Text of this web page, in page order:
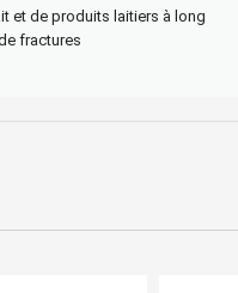
et de produits laitiers à long
fractures